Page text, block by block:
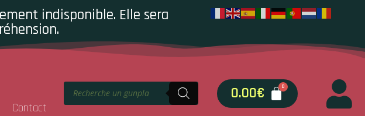
indisponible. Elle sera
Contact
0.00€